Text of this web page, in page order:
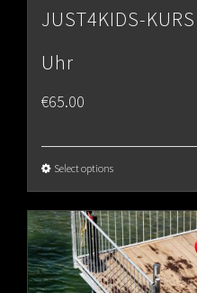
JUST4KIDS-
Uhr
€65.00
Select options